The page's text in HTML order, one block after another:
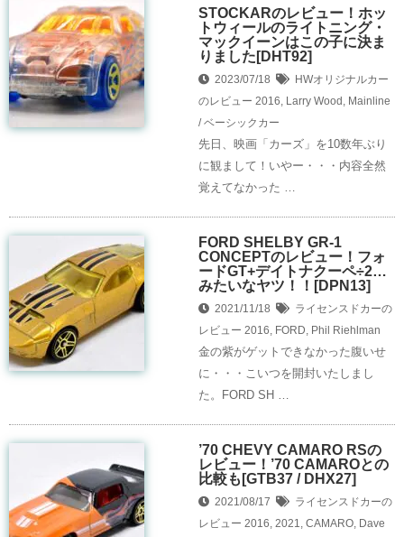
STOCKARのレビュー！ホッ
トウィールのライトニング・
マックイーンはこの子に決ま
りました[DHT92]
2023/07/18
HWオリジナルカー
のレビュー 2016, Larry Wood , Mainline
/ ベーシックカー
先日、映画「カーズ」を10数年ぶり
に観まして！いやー・・・内容全然
覚えてなかった …
FORD SHELBY GR-1
CONCEPTのレビュー！フォ
ードGT+デイトナクーペ÷2…
みたいなヤツ！！[DPN13]
2021/11/18
ライセンスドカーの
レビュー 2016, FORD, Phil Riehlman
金の紫がゲットできなかった腹いせ
に・・・こいつを開封いたしまし
た。FORD SH …
’70 CHEVY CAMARO RSの
レビュー！’70 CAMAROとの
比較も[GTB37 / DHX27]
2021/08/17
ライセンスドカーの
レビュー 2016, 2021, CAMARO, Dave